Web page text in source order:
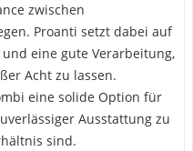
zwischen
Proanti setzt dabei auf
eine gute Verarbeitung,
Acht zu lassen.
eine solide Option für
Ausstattung zu
sind.